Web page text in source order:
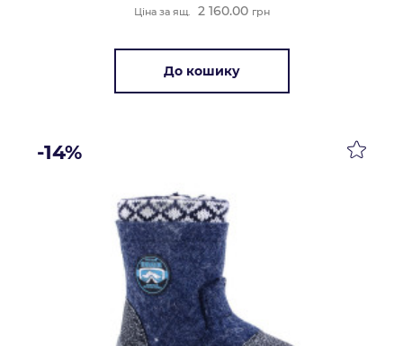
Ціна за ящ. 2 160.00 грн
До кошику
-14%